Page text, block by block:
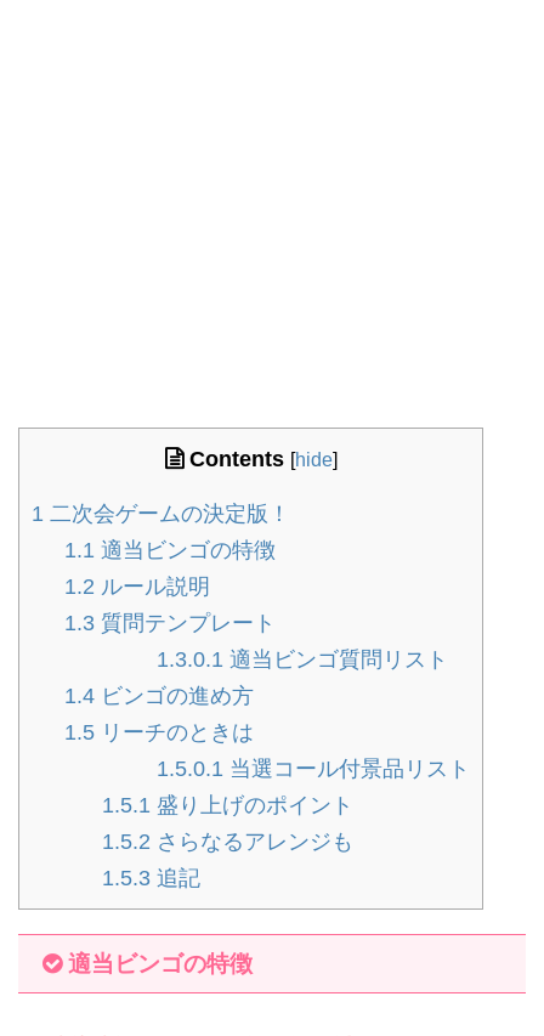
Contents [hide]
1 二次会ゲームの決定版！
1.1 適当ビンゴの特徴
1.2 ルール説明
1.3 質問テンプレート
1.3.0.1 適当ビンゴ質問リスト
1.4 ビンゴの進め方
1.5 リーチのときは
1.5.0.1 当選コール付景品リスト
1.5.1 盛り上げのポイント
1.5.2 さらなるアレンジも
1.5.3追記
適当ビンゴの特徴